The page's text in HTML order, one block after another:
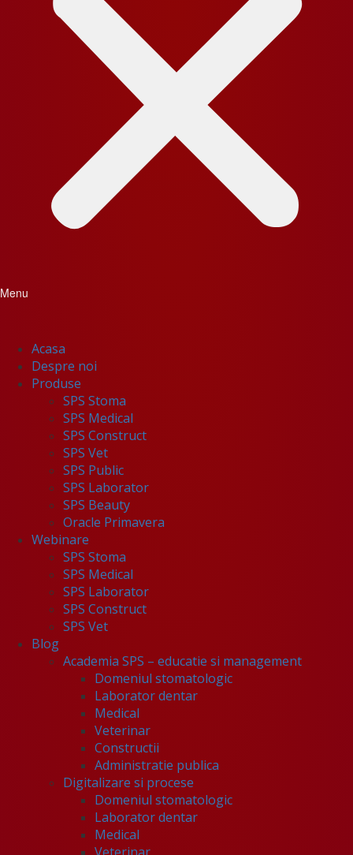
Menu
Acasa
Despre noi
Produse
SPS Stoma
SPS Medical
SPS Construct
SPS Vet
SPS Public
SPS Laborator
SPS Beauty
Oracle Primavera
Webinare
SPS Stoma
SPS Medical
SPS Laborator
SPS Construct
SPS Vet
Blog
Academia SPS – educatie si management
Domeniul stomatologic
Laborator dentar
Medical
Veterinar
Constructii
Administratie publica
Digitalizare si procese
Domeniul stomatologic
Laborator dentar
Medical